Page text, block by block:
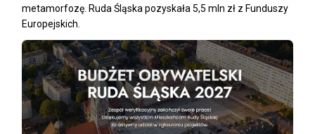
metamorfozę. Ruda Śląska pozyskała 5,5 mln zł z Funduszy
Europejskich.